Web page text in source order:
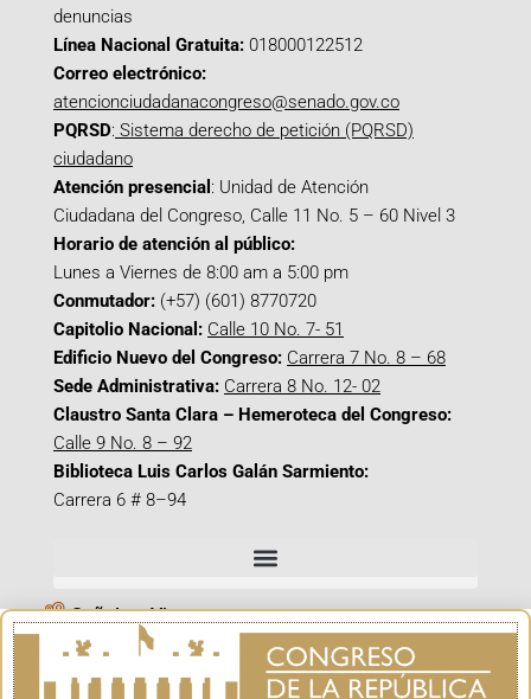
denuncias
Línea Nacional Gratuita: 018000122512
Correo electrónico:
atencionciudadanacongreso@senado.gov.co
PQRSD: Sistema derecho de petición (PQRSD)
ciudadano
Atención presencial : Unidad de Atención
Ciudadana del Congreso, Calle 11 No. 5 – 60 Nivel 3
Horario de atención al público:
Lunes a Viernes de 8:00 am a 5:00 pm
Conmutador: (+57) (601) 8770720
Capitolio Nacional: Calle 10 No. 7- 51
Edificio Nuevo del Congreso: Carrera 7 No. 8 – 68
Sede Administrativa: Carrera 8 No. 12- 02
Claustro Santa Clara – Hemeroteca del Congreso:
Calle 9 No. 8 – 92
Biblioteca Luis Carlos Galán Sarmiento:
Carrera 6 # 8–94
Señal en Vivo
Facebook_@CamaraColombia
Instagram_@CamaraColombia